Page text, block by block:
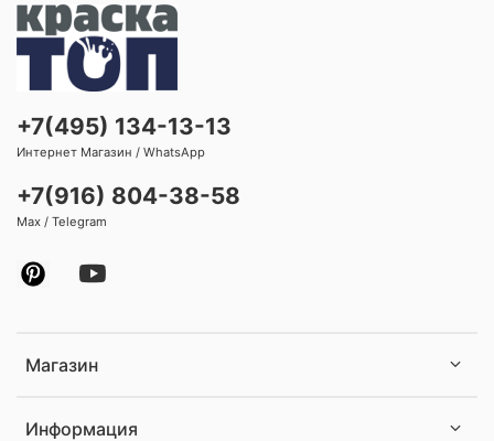
Магазин
Информация
+7(495) 134-13-13
Интернет Магазин / WhatsApp
+7(916) 804-38-58
Max / Telegram